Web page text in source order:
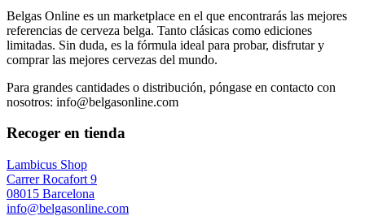
Belgas Online es un marketplace en el que encontrarás las mejores
referencias de cerveza belga. Tanto clásicas como ediciones
limitadas. Sin duda, es la fórmula ideal para probar, disfrutar y
comprar las mejores cervezas del mundo.
Para grandes cantidades o distribución, póngase en contacto con
nosotros: info@belgasonline.com
Recoger en tienda
Lambicus Shop
Carrer Rocafort 9
08015 Barcelona
info@belgasonline.com